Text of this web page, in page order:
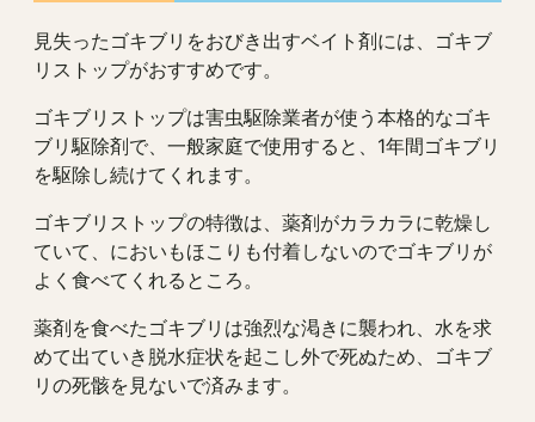
見失ったゴキブリをおびき出すベイト剤には、ゴキブ
リストップがおすすめです。
ゴキブリストップは害虫駆除業者が使う本格的なゴキ
ブリ駆除剤で、一般家庭で使用すると、1年間ゴキブリ
を駆除し続けてくれます。
ゴキブリストップの特徴は、薬剤がカラカラに乾燥し
ていて、においもほこりも付着しないのでゴキブリが
よく食べてくれるところ。
薬剤を食べたゴキブリは強烈な渇きに襲われ、水を求
めて出ていき脱水症状を起こし外で死ぬため、ゴキブ
リの死骸を見ないで済みます。